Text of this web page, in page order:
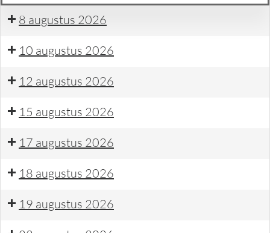
zanger
Willem
en
8 augustus 2026
10 augustus 2026
12 augustus 2026
15 augustus 2026
17 augustus 2026
18 augustus 2026
19 augustus 2026